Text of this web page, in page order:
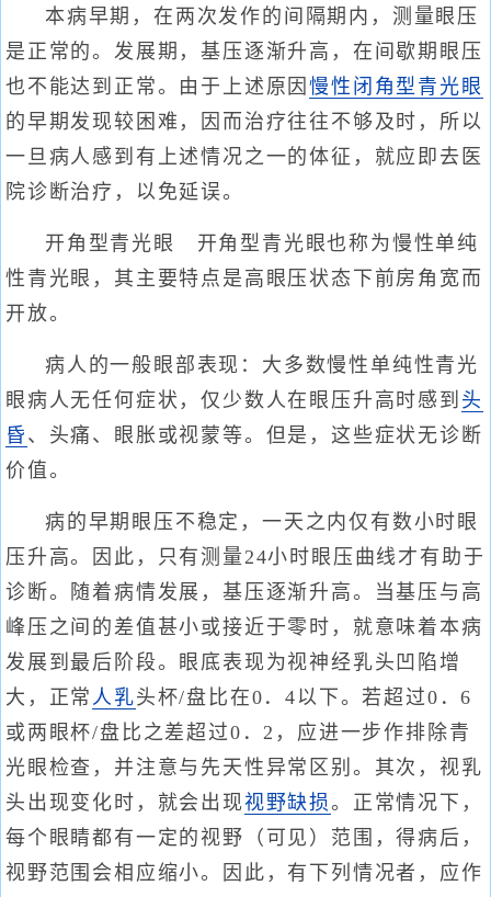
本病早期，在两次发作的间隔期内，测量眼压
是正常的。发展期，基压逐渐升高，在间歇期眼压
也不能达到正常。由于上述原因慢性闭角型青光眼
的早期发现较困难，因而治疗往往不够及时，所以
一旦病人感到有上述情况之一的体征，就应即去医
院诊断治疗，以免延误。
开角型青光眼 开角型青光眼也称为慢性单纯
性青光眼，其主要特点是高眼压状态下前房角宽而
开放。
病人的一般眼部表现：大多数慢性单纯性青光
眼病人无任何症状，仅少数人在眼压升高时感到 头
昏 、头痛、眼胀或视蒙等。但是，这些症状无诊断
价值。
病的早期眼压不稳定，一天之内仅有数小时眼
压升高。因此，只有测量24小时眼压曲线才有助于
诊断。随着病情发展，基压逐渐升高。当基压与高
峰压之间的差值甚小或接近于零时，就意味着本病
发展到最后阶段。眼底表现为视神经乳头凹陷增
大，正常 人乳头杯/盘比在0．4以下。若超过0．6
或两眼杯/盘比之差超过0．2，应进一步作排除青
光眼检查，并注意与先天性异常区别。其次，视乳
头出现变化时，就会出现 视野缺损。正常情况下，
每个眼睛都有一定的视野（可见）范围，得病后，
视野范围会相应缩小。因此，有下列情况者，应作